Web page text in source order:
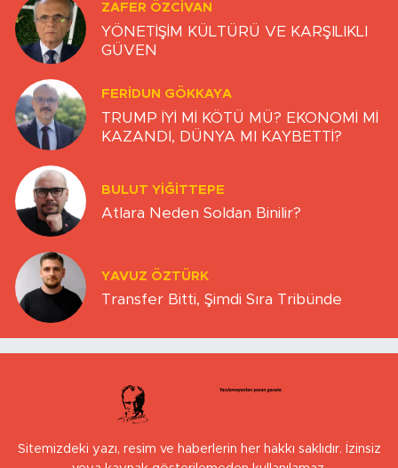
ZAFER ÖZCIVAN
YÖNETİŞİM KÜLTÜRÜ VE KARŞILIKLI
GÜVEN
FERIDUN GÖKKAYA
TRUMP İYİ Mİ KÖTÜ MÜ? EKONOMİ Mİ
KAZANDI, DÜNYA MI KAYBETTİ?
BULUT YİĞİTTEPE
Atlara Neden Soldan Binilir?
YAVUZ ÖZTÜRK
Transfer Bitti, Şimdi Sıra Tribünde
Sitemizdeki yazı, resim ve haberlerin her hakkı saklıdır. İzinsiz